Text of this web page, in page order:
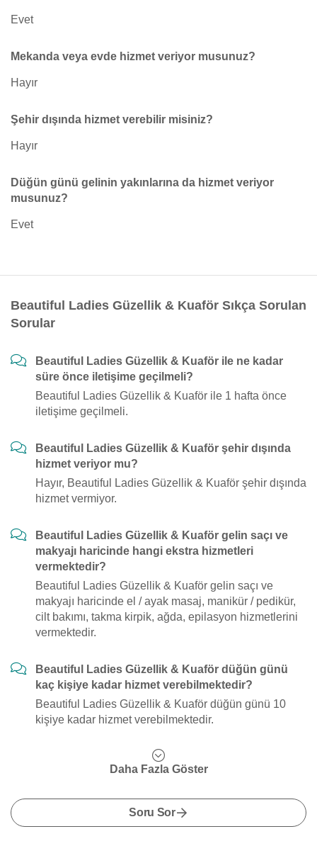
Evet
Mekanda veya evde hizmet veriyor musunuz?
Hayır
Şehir dışında hizmet verebilir misiniz?
Hayır
Düğün günü gelinin yakınlarına da hizmet veriyor
musunuz?
Evet
Beautiful Ladies Güzellik & Kuaför Sıkça Sorulan
Sorular
Beautiful Ladies Güzellik & Kuaför ile ne kadar
süre önce iletişime geçilmeli?
Beautiful Ladies Güzellik & Kuaför ile 1 hafta önce
iletişime geçilmeli.
Beautiful Ladies Güzellik & Kuaför şehir dışında
hizmet veriyor mu?
Hayır, Beautiful Ladies Güzellik & Kuaför şehir dışında
hizmet vermiyor.
Beautiful Ladies Güzellik & Kuaför gelin saçı ve
makyajı haricinde hangi ekstra hizmetleri
vermektedir?
Beautiful Ladies Güzellik & Kuaför gelin saçı ve
makyajı haricinde el / ayak masaj, manikür / pedikür,
cilt bakımı, takma kirpik, ağda, epilasyon hizmetlerini
vermektedir.
Beautiful Ladies Güzellik & Kuaför düğün günü
kaç kişiye kadar hizmet verebilmektedir?
Beautiful Ladies Güzellik & Kuaför düğün günü 10
kişiye kadar hizmet verebilmektedir.
Daha Fazla Göster
Soru Sor